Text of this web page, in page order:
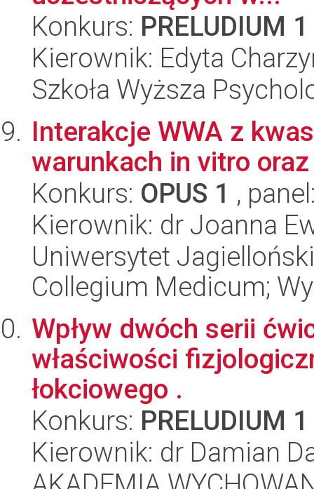
Konkurs: PRELUDIUM 1
Kierownik: Edyta
Szkoła Wyższa
Interakcje WWA z
warunkach in vitro
Konkurs: OPUS 1 ,
Kierownik: dr Joanna
Uniwersytet
Collegium Medicum;
Wpływ dwóch serii
właściwości
łokciowego .
Konkurs: PRELUDIUM 1
Kierownik: dr Damian